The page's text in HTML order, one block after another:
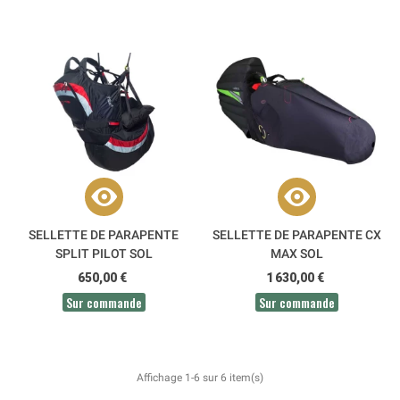
SELLETTE DE PARAPENTE
SPLIT PILOT SOL
650,00 €
Sur commande
SELLETTE DE PARAPENTE CX
MAX SOL
1 630,00 €
Sur commande
Affichage 1-6 sur 6 item(s)